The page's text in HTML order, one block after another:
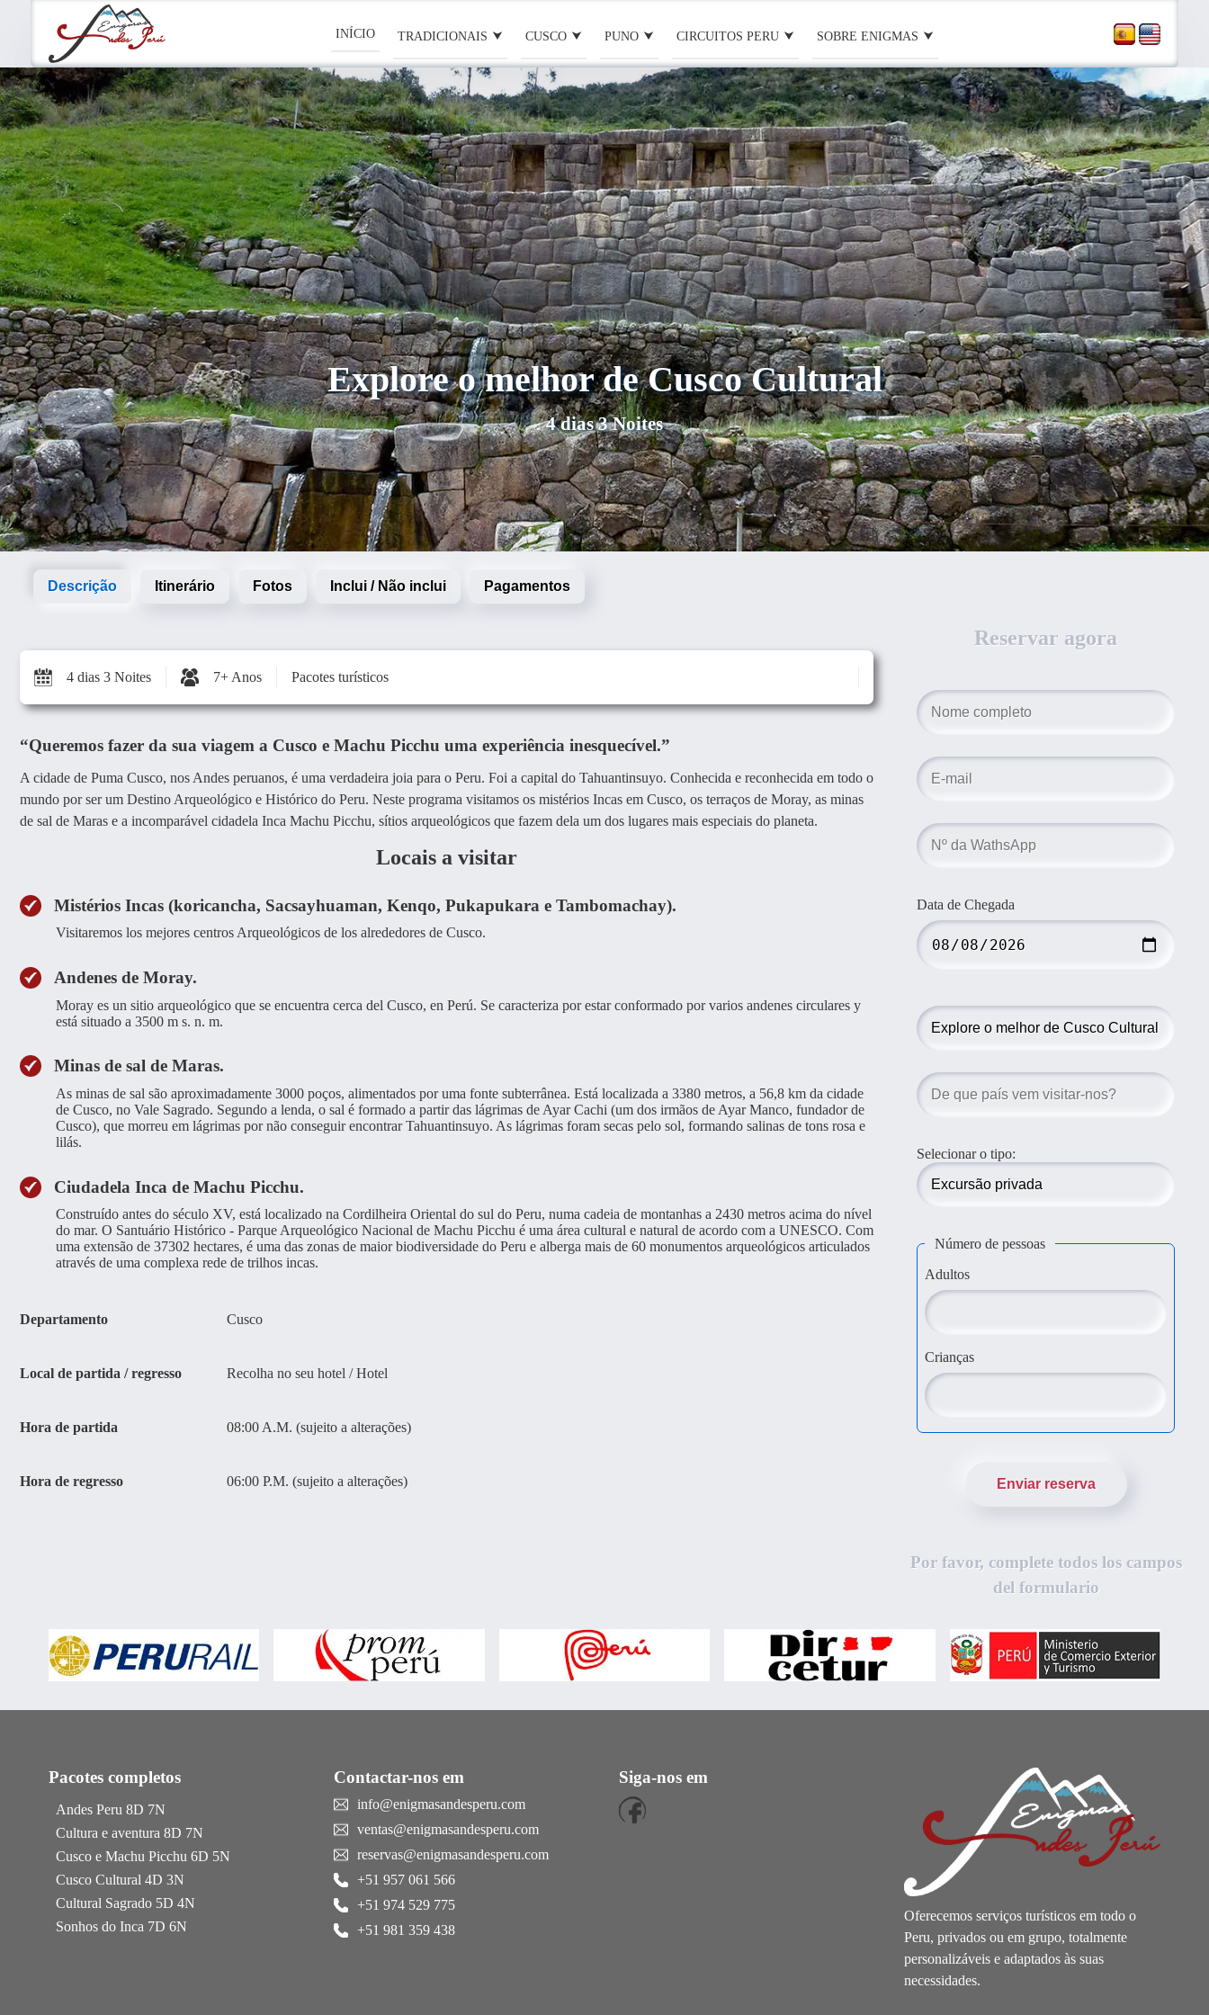
INÍCIO TRADICIONAIS CUSCO PUNO CIRCUITOS PERU SOBRE ENIGMAS
Explore o melhor de Cusco Cultural
4 dias 3 Noites
Descrição Itinerário Fotos Inclui / Não inclui Pagamentos
4 dias 3 Noites 7+ Anos Pacotes turísticos
“Queremos fazer da sua viagem a Cusco e Machu Picchu uma experiência inesquecível.”
A cidade de Puma Cusco, nos Andes peruanos, é uma verdadeira joia para o Peru. Foi a capital do Tahuantinsuyo. Conhecida e reconhecida em todo o
mundo por ser um Destino Arqueológico e Histórico do Peru. Neste programa visitamos os mistérios Incas em Cusco, os terraços de Moray, as minas
de sal de Maras e a incomparável cidadela Inca Machu Picchu, sítios arqueológicos que fazem dela um dos lugares mais especiais do planeta.
Locais a visitar
Mistérios Incas (koricancha, Sacsayhuaman, Kenqo, Pukapukara e Tambomachay).
Visitaremos los mejores centros Arqueológicos de los alrededores de Cusco.
Andenes de Moray.
Moray es un sitio arqueológico que se encuentra cerca del Cusco, en Perú. Se caracteriza por estar conformado por varios andenes circulares y
está situado a 3500 m s. n. m.
Minas de sal de Maras.
As minas de sal são aproximadamente 3000 poços, alimentados por uma fonte subterrânea. Está localizada a 3380 metros, a 56,8 km da cidade
de Cusco, no Vale Sagrado. Segundo a lenda, o sal é formado a partir das lágrimas de Ayar Cachi (um dos irmãos de Ayar Manco, fundador de
Cusco), que morreu em lágrimas por não conseguir encontrar Tahuantinsuyo. As lágrimas foram secas pelo sol, formando salinas de tons rosa e
lilás.
Ciudadela Inca de Machu Picchu.
Construído antes do século XV, está localizado na Cordilheira Oriental do sul do Peru, numa cadeia de montanhas a 2430 metros acima do nível
do mar. O Santuário Histórico - Parque Arqueológico Nacional de Machu Picchu é uma área cultural e natural de acordo com a UNESCO. Com
uma extensão de 37302 hectares, é uma das zonas de maior biodiversidade do Peru e alberga mais de 60 monumentos arqueológicos articulados
através de uma complexa rede de trilhos incas.
Departamento Cusco
Local de partida / regresso Recolha no seu hotel / Hotel
Hora de partida 08:00 A.M. (sujeito a alterações)
Hora de regresso 06:00 P.M. (sujeito a alterações)
Reservar agora
Data de Chegada
Selecionar o tipo:
Número de pessoas
Adultos
Crianças
Enviar reserva
Por favor, complete todos los campos
del formulario
Pacotes completos
Andes Peru 8D 7N
Cultura e aventura 8D 7N
Cusco e Machu Picchu 6D 5N
Cusco Cultural 4D 3N
Cultural Sagrado 5D 4N
Sonhos do Inca 7D 6N
Contactar-nos em
info@enigmasandesperu.com
ventas@enigmasandesperu.com
reservas@enigmasandesperu.com
+51 957 061 566
+51 974 529 775
+51 981 359 438
Siga-nos em
Oferecemos serviços turísticos em todo o
Peru, privados ou em grupo, totalmente
personalizáveis e adaptados às suas
necessidades.